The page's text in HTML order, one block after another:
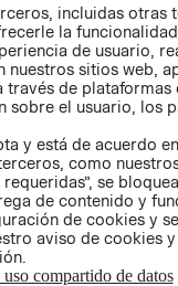
PETICIONES
QUEJAS Y
RECLAMOS
incluidas otras
la
de usuario,
nuestros sitios web,
de plataformas
sobre el usuario, los
y está de acuerdo
como
se
de contenido y
de cookies y
aviso de cookies
compartido de datos